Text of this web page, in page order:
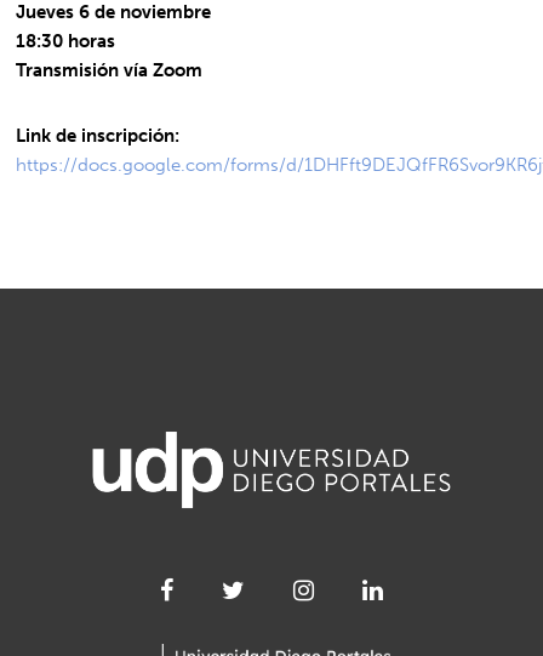
Jueves 6 de noviembre
18:30 horas
Transmisión vía Zoom
Link de inscripción:
https://docs.google.com/forms/d/